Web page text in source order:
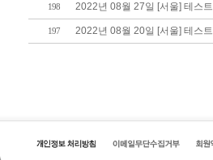
198 2022년 08월 27일 [서울] 테스
197 2022년 08월 20일 [서울] 테스